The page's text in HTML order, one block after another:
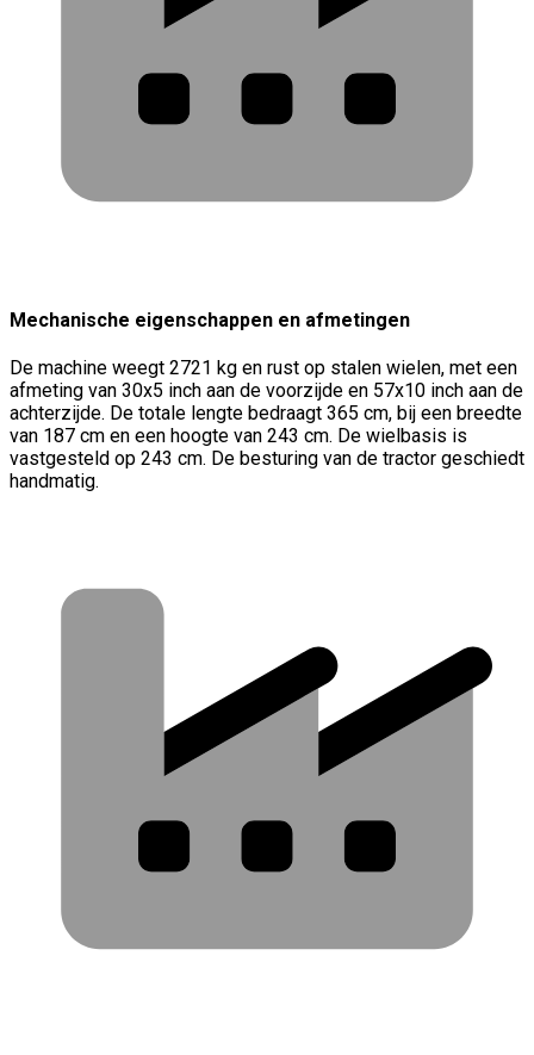
Mechanische eigenschappen en afmetingen
De machine weegt 2721 kg en rust op stalen wielen, met een
afmeting van 30x5 inch aan de voorzijde en 57x10 inch aan de
achterzijde. De totale lengte bedraagt 365 cm, bij een breedte
van 187 cm en een hoogte van 243 cm. De wielbasis is
vastgesteld op 243 cm. De besturing van de tractor geschiedt
handmatig.